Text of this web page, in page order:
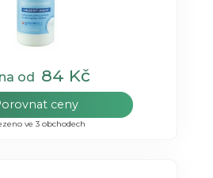
od 84 Kč
ceny
ve 3 obchodech